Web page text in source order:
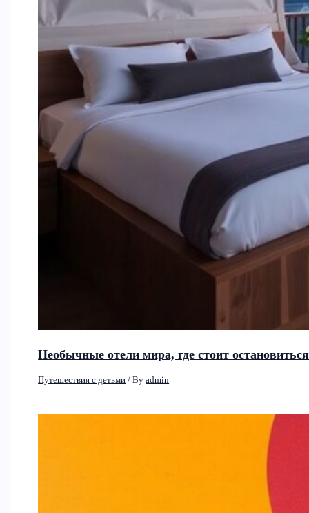
Необычные отели мира, где стоит
Путешествия с детьми / Byadmin